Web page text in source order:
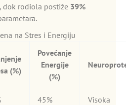
, dok rodiola postiže 39%
na Stres i Energiju
(%)
Povećanje
Energije
(%)
45% Visoka